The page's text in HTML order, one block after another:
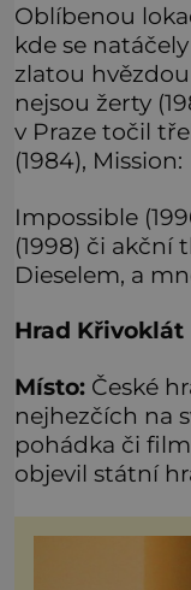
Oblíbenou
kde se
zlatou hvězdou
nejsou žerty
v Praze točil
(1984), Mission:
Impossible
(1998) či akční
Dieselem, a
Hrad Křivoklát
Místo: České
nejhezčích na
pohádka či
objevil státní